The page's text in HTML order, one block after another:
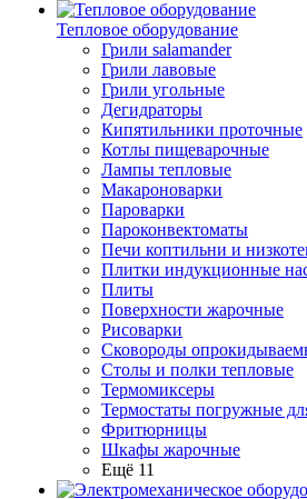
Тепловое оборудование
Грили salamander
Грили лавовые
Грили угольные
Дегидраторы
Кипятильники проточные
Котлы пищеварочные
Лампы тепловые
Макароноварки
Пароварки
Пароконвектоматы
Печи коптильни и
Плитки индукционные
Плиты
Поверхности жарочные
Рисоварки
Сковороды
Столы и полки тепловые
Термомиксеры
Термостаты погружные
Фритюрницы
Шкафы жарочные
Ещё 11